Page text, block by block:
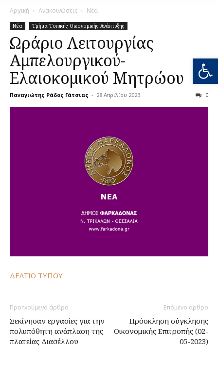
Αρχική Ανακοινώσεις Νέα
Νέα Τμήμα Τοπικής Οικονομικής Ανάπτυξης
Ωράριο Λειτουργίας
Αμπελουργικού-
Ελαιοκομικού Μητρώου
Παναγιώτης Ράδος Γάτσιας - 28 Απριλίου 2023 0
ΔΕΛΤΙΟ ΤΥΠΟΥ
Προηγούμενο άρθρο
Ξεκίνησαν εργασίες για την
πολυπόθητη ανάπλαση της
πλατείας Διασέλλου
Επόμενο άρθρο
Πρόσκληση σύγκλησης
Οικονομικής Επιτροπής (02-
05-2023)